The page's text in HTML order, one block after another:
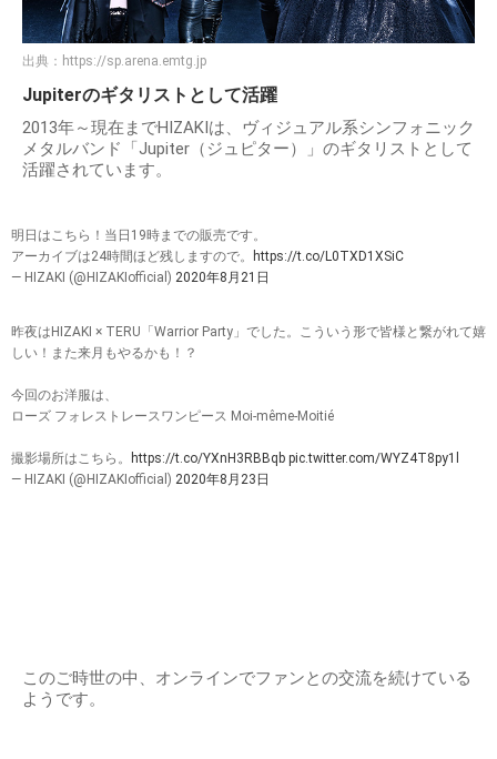
出典： https://sp.arena.emtg.jp
Jupiterのギタリストとして活躍
2013年～現在までHIZAKIは、ヴィジュアル系シンフォニック
メタルバンド「Jupiter（ジュピター）」のギタリストとして
活躍されています。
明日はこちら！当日19時までの販売です。
アーカイブは24時間ほど残しますので。
https://t.co/L0TXD1XSiC
— HIZAKI (@HIZAKIofficial) 2020年8月21日
昨夜はHIZAKI × TERU「Warrior Party」でした。こういう形で皆様と繋がれて嬉
しい！また来月もやるかも！？
今回のお洋服は、
ローズ フォレストレースワンピース Moi-même-Moitié
撮影場所はこちら。 https://t.co/YXnH3RBBqb pic.twitter.com/WYZ4T8py1l
— HIZAKI (@HIZAKIofficial) 2020年8月23日
このご時世の中、オンラインでファンとの交流を続けている
ようです。